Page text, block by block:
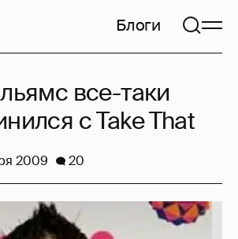
Блоги
все-таки
с Take That
2009 20